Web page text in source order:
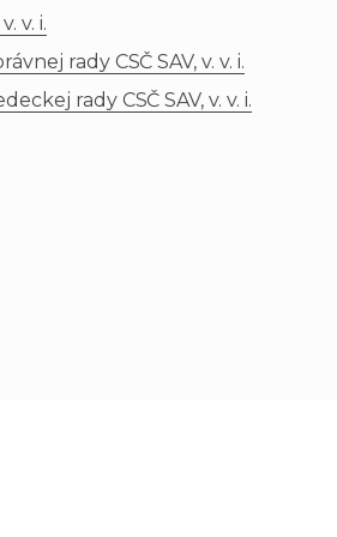
n
i
e
x
v. i.
rady CSČ SAV, v. v. i.
rady CSČ SAV, v. v. i.